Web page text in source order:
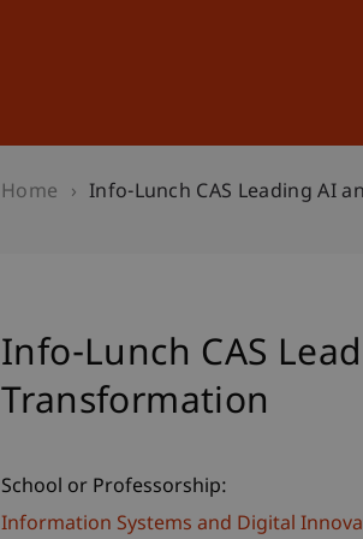
Home Info-Lunch CAS Leading AI
Info-Lunch CAS
Transformation
School or Professorship:
Information Systems and Digital